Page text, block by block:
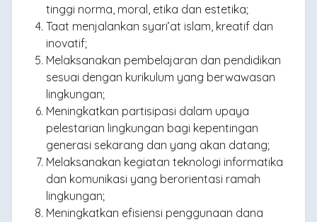
tinggi norma, moral, etika dan estetika;
Taat menjalankan syari’at islam, kreatif dan
inovatif;
Melaksanakan pembelajaran dan pendidikan
sesuai dengan kurikulum yang berwawasan
lingkungan;
Meningkatkan partisipasi dalam upaya
pelestarian lingkungan bagi kepentingan
generasi sekarang dan yang akan datang;
Melaksanakan kegiatan teknologi informatika
dan komunikasi yang berorientasi ramah
lingkungan;
Meningkatkan efisiensi penggunaan dana